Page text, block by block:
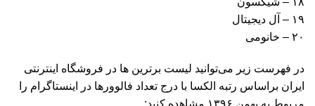
۱۹ – آل دیجیتال
۲۰ – خانومی
در فهرست زیر می‌توانید لیست برترین ها در فروشگاه اینترنتی
ایران براساس رتبه الکسا با درج تعداد فالوورها در اینستاگرام را